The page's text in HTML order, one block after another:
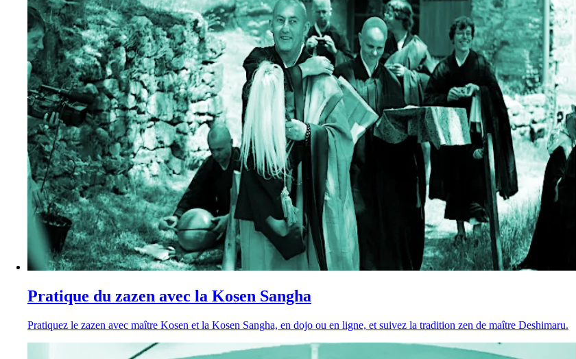
Pratique du zazen avec la Kosen Sangha
Pratiquez le zazen avec maître Kosen et la Kosen Sangha, en dojo ou en ligne, et suivez la tradition zen de maître Deshimaru.